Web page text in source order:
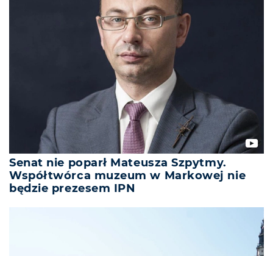
Senat nie poparł Mateusza Szpytmy.
Współtwórca muzeum w Markowej nie
będzie prezesem IPN